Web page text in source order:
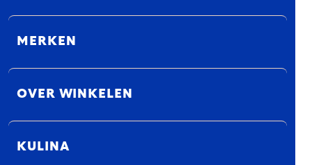
MERKEN
OVER WINKELEN
KULINA